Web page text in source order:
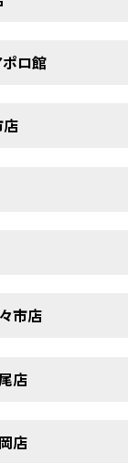
ロ館
市店
店
店